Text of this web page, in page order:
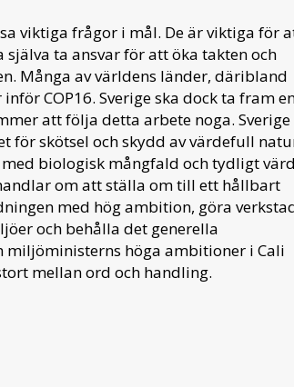
viktiga frågor i mål. De är viktiga för
ta ansvar för att öka takten och
Många av världens länder, däribland
COP16. Sverige ska dock ta fram
att följa detta arbete noga. Sverige
för skötsel och skydd av värdefull
biologisk mångfald och tydligt
om att ställa om till ett hållbart
med hög ambition, göra
och behålla det generella
miljöministerns höga ambitioner i Cali
mellan ord och handling.